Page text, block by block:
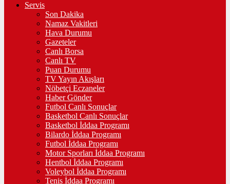
Servis
Son Dakika
Namaz Vakitleri
Hava Durumu
Gazeteler
Canlı Borsa
Canlı TV
Puan Durumu
TV Yayın Akışları
Nöbetçi Eczaneler
Haber Gönder
Futbol Canlı Sonuçlar
Basketbol Canlı Sonuçlar
Basketbol İddaa Programı
Bilardo İddaa Programı
Futbol İddaa Programı
Motor Sporları İddaa Programı
Hentbol İddaa Programı
Voleybol İddaa Programı
Tenis İddaa Programı